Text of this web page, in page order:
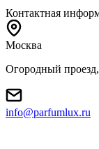
Контактная
Москва
Огородный
info@parfumlux.ru